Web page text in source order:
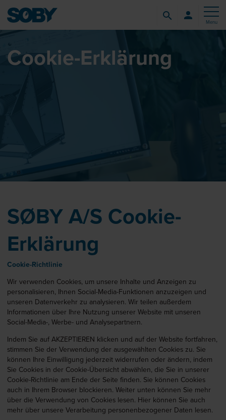
Menu
Cookie-Erklärung
SØBY A/S Cookie-
Erklärung
Cookie-Richtlinie
Wir verwenden Cookies, um unsere Inhalte und Anzeigen zu
personalisieren, Ihnen Social-Media-Funktionen anzuzeigen und
unseren Datenverkehr zu analysieren. Wir teilen außerdem
Informationen über Ihre Nutzung unserer Website mit unseren
Social-Media-, Werbe- und Analysepartnern.
Indem Sie auf AKZEPTIEREN klicken und auf der Website fortfahren,
stimmen Sie der Verwendung der ausgewählten Cookies zu. Sie
können Ihre Einwilligung jederzeit widerrufen oder ändern, indem
Sie Cookies in der Cookie-Übersicht abwählen, die Sie in unserer
Cookie-Richtlinie am Ende der Seite finden. Sie können Cookies
auch in Ihrem Browser blockieren. Weiter unten können Sie mehr
über die Verwendung von Cookies lesen. Hier können Sie auch
mehr über unsere Verarbeitung personenbezogener Daten lesen.